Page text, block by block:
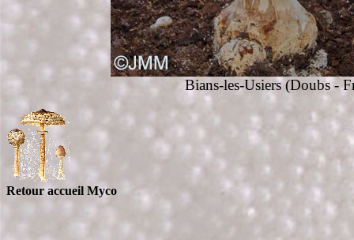
Bians-les-Usiers (Doubs -
Retour accueil Myco